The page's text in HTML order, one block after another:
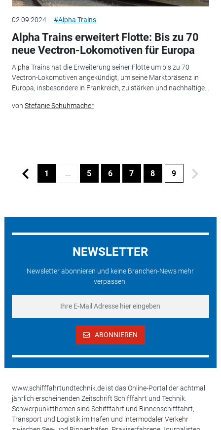
02.09.2024 #Alpha Trains
Alpha Trains erweitert Flotte: Bis zu 70
neue Vectron-Lokomotiven für Europa
Alpha Trains hat die Erweiterung seiner Flotte um bis zu 70
Vectron-Lokomotiven angekündigt, um seine Marktpräsenz in
Europa, insbesondere in Frankreich, zu stärken und nachhaltige...
von Stefanie Schuhmacher
1 … 5 6 7 8 9
NEWSLETTER
Newsletter abonnieren und keine Branchen-News mehr
verpassen.
ABONNIEREN
www.schifffahrtundtechnik.de ist das Online-Portal der achtmal
jährlich erscheinenden Zeitschrift Schifffahrt und Technik.
Schwerpunktthemen sind Schifffahrt und Binnenschifffahrt,
Transport und Logistik im Hafen und intermodaler Verkehr